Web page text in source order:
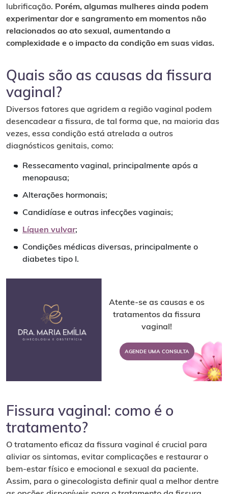
lubrificação. Porém, algumas mulheres ainda podem
experimentar dor e sangramento em momentos não
relacionados ao ato sexual, aumentando a
complexidade e o impacto da condição em suas vidas.
Quais são as causas da fissura
vaginal?
Diversos fatores que agridem a região vaginal podem
desencadear a fissura, de tal forma que, na maioria das
vezes, essa condição está atrelada a outros
diagnósticos genitais, como:
Ressecamento vaginal, principalmente após a
menopausa;
Alterações hormonais;
Candidíase e outras infecções vaginais;
Líquen vulvar;
Condições médicas diversas, principalmente o
diabetes tipo I.
Atente-se as causas e os
tratamentos da fissura
vaginal!
AGENDE UMA CONSULTA
Fissura vaginal: como é o
tratamento?
O tratamento eficaz da fissura vaginal é crucial para
aliviar os sintomas, evitar complicações e restaurar o
bem-estar físico e emocional e sexual da paciente.
Assim, para o ginecologista definir qual a melhor dentre